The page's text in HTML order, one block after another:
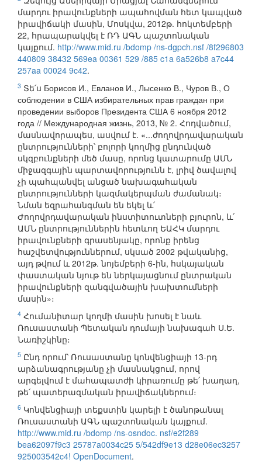
մարդու իրավունքների ապահովման հետ կապված
իրավիճակի մասին, Մոսկվա, 2012թ. հոկտեմբերի
22, հրապարակվել է ՌԴ ԱԳՆ պաշտոնական
կայքում. http://www.mid.ru /bdomp /ns-dgpch.nsf /8f296803
440809 38432 569ea 00361 529 /885 c1a 6a526b8 a7c44
257aa 00024 9c42.
3 Տե՛ս Борисов И., Евланов И., Лысенко В., Чуров В., О
соблюдении в США избирательных прав граждан при
проведении выборов Президента США 6 ноября 2012
года // Международная жизнь, 2013, № 2. Հոդվածում,
մասնավորապես, ասվում է. «...ժողովրդավարական
ընտրությունների՝ բոլորի կողմից ընդունված
սկզբունքների մեծ մասը, որոնց կատարումը ԱՄՆ
միջազգային պարտավորությունն է, լրիվ ծավալով
չի պահպանվել անցած նախագահական
ընտրությունների կազմակերպման ժամանակ։
Նման եզրահանգման են եկել և՛
Ժողովրդավարական ինստիտուտների բյուրոն, և՛
ԱՄՆ ընտրություններին հետևող ԵԱՀԿ մարդու
իրավունքների գրասենյակը, որոնք իրենց
հաշվետվություններում, սկսած 2002 թվականից,
այդ թվում և 2012թ. նոյեմբերի 6-ին, հսկայական
փաստական նյութ են ներկայացնում ընտրական
իրավունքների զանգվածային խախտումների
մասին»։
4 Հումանիտար կողմի մասին խոսել է նաև
Ռուսաստանի Պետական դումայի նախագահ Ս.Ե.
Նառիշկինը։
5 Ընդ որում՝ Ռուսաստանը կոնվենցիայի 13-րդ
արձանագրությանը չի մասնակցում, որով
արգելվում է մահապատժի կիրառումը թե՛ խաղաղ,
թե՛ պատերազմական իրավիճակներում։
6 Կոնվենցիայի տեքստին կարելի է ծանոթանալ
Ռուսաստանի ԱԳՆ պաշտոնական կայքում.
http://www.mid.ru /bdomp /ns-osndoc. nsf/e2f289
bea62097f9c3 25787a0034c25 5/542df9e13 d28e06ec3257
925003542c4! OpenDocument.